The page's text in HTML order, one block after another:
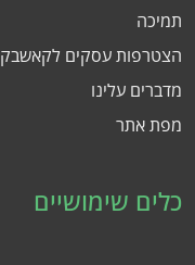
תמיכה
הצטרפות עסקים לקאשבק
מדברים עלינו
מפת אתר
כלים שימושיים